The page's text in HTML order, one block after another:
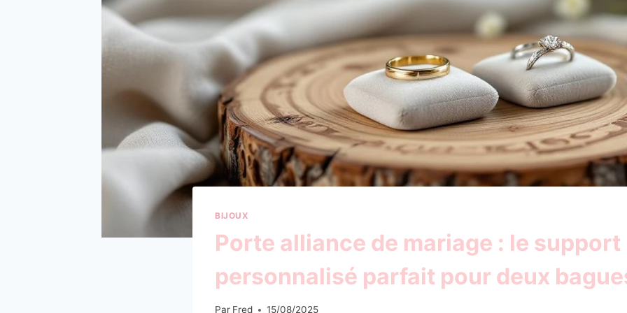
BIJOUX
Porte alliance de mariage : le support
personnalisé parfait pour deux
Par Fred 15/08/2025